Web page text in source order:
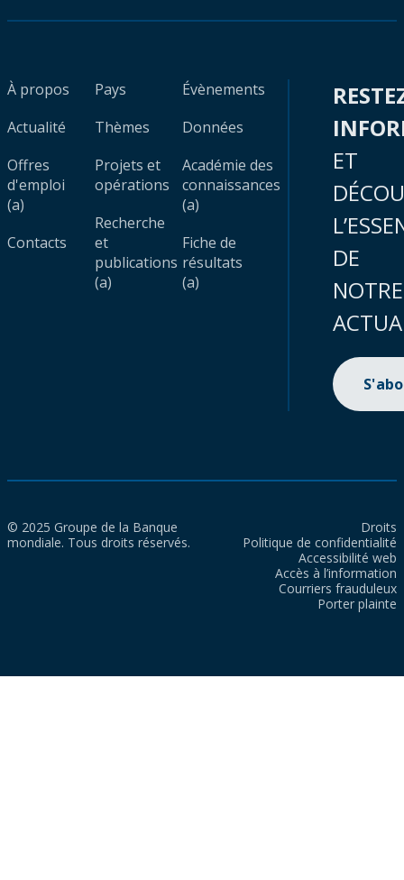
À propos
Actualité
Offres
d'emploi
(a)
Contacts
Pays
Thèmes
Projets et
opérations
Recherche
et
publications
(a)
Évènements
Données
Académie des
connaissances
(a)
Fiche de
résultats
(a)
ET
DE
NOTRE
© 2025 Groupe de la Banque
mondiale. Tous droits réservés.
Droits
Politique de confidentialité
Accessibilité web
Accès à l’information
Courriers frauduleux
Porter plainte